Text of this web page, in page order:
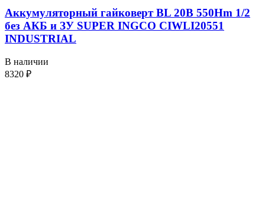
Аккумуляторный гайковерт BL 20В 550Hm 1/2
без АКБ и ЗУ SUPER INGCO CIWLI20551
INDUSTRIAL
В наличии
8320 ₽